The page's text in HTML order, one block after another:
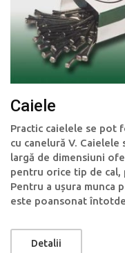
Caiele
Practic caielele se pot
cu canelură V.
largă de dimensiuni
pentru orice tip de cal,
Pentru a ușura munca
este poansonat
Detalii